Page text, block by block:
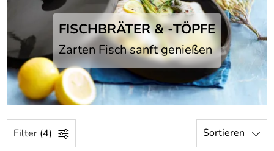
FISCHBRÄTER & -TÖPFE
Zarten Fisch sanft genießen
Filter (4) Sortieren